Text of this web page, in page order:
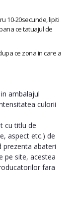
10-20secunde, lipiti
ce tatuajul de
ce zona in care a
ambalajul
culorii
cu titlu de
aspect etc.) de
prezenta abateri
pe site, acestea
fara